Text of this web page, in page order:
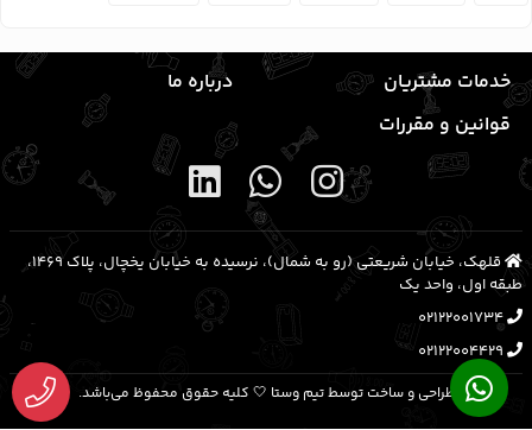
خدمات مشتریان
درباره ما
قوانین و مقررات
قلهک، خیابان شریعتی (رو به شمال)، نرسیده به خیابان یخچال، پلاک ۱۴۶۹،
طبقه اول، واحد یک
02122001734
02122004429
طراحی و ساخت توسط تیم وستا 🤍 کلیه حقوق محفوظ می‌باشد.